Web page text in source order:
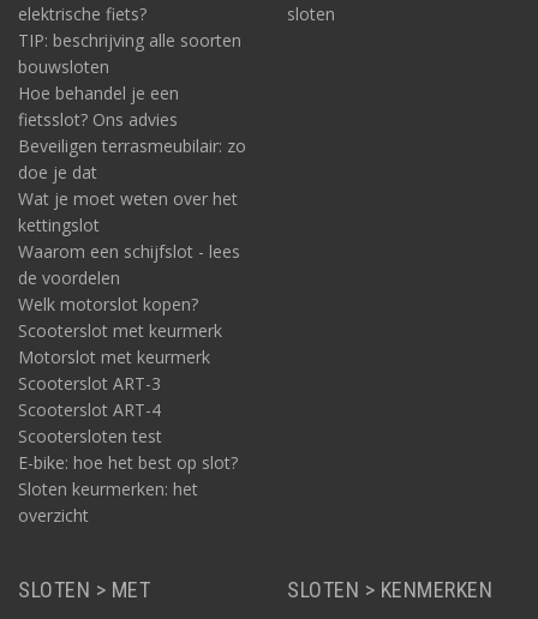
elektrische fiets?
TIP: beschrijving alle soorten
bouwsloten
Hoe behandel je een
fietsslot? Ons advies
Beveiligen terrasmeubilair: zo
doe je dat
Wat je moet weten over het
kettingslot
Waarom een schijfslot - lees
de voordelen
Welk motorslot kopen?
Scooterslot met keurmerk
Motorslot met keurmerk
Scooterslot ART-3
Scooterslot ART-4
Scootersloten test
E-bike: hoe het best op slot?
Sloten keurmerken: het
overzicht
sloten
SLOTEN > MET SLOTEN > KENMERKEN